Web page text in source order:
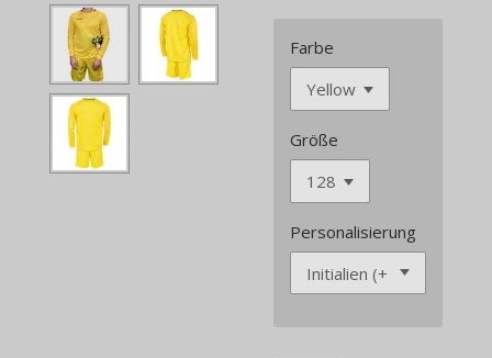
Farbe
Größe
Personalisierung